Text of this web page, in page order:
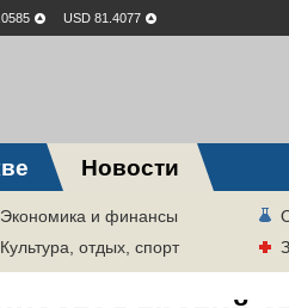
USD 81.4077
Новости
Экономика и финансы
Культура, отдых, спорт